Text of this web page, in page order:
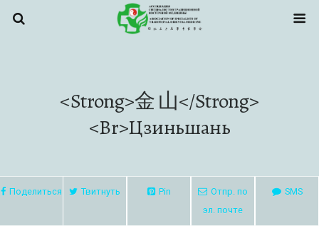
<strong>金 山</strong>
<br>Цзиньшань
Поделиться Твитнуть Pin
Отпр. по
эл. почте
SMS